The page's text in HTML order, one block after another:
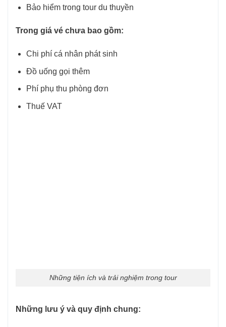
Bảo hiểm trong tour du thuyền
Trong giá vé chưa bao gồm:
Chi phí cá nhân phát sinh
Đồ uống gọi thêm
Phí phụ thu phòng đơn
Thuế VAT
Những tiện ích và trải nghiệm trong tour
Những lưu ý và quy định chung: